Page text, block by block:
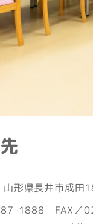
形県長井市成田
87-1888 FAX／